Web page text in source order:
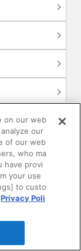
on our web
our
of our web
who ma
have provi
your use
to custo
Privacy Poli